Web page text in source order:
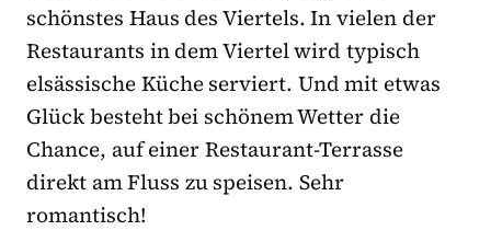
schönstes Haus des Viertels. In vielen der
Restaurants in dem Viertel wird typisch
elsässische Küche serviert. Und mit etwas
Glück besteht bei schönem Wetter die
Chance, auf einer Restaurant-Terrasse
direkt am Fluss zu speisen. Sehr
romantisch!